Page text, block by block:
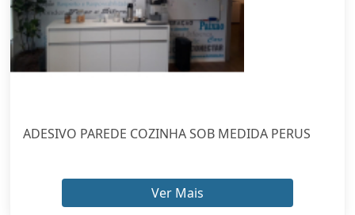
ADESIVO PAREDE COZINHA SOB MEDIDA PERUS
Ver Mais